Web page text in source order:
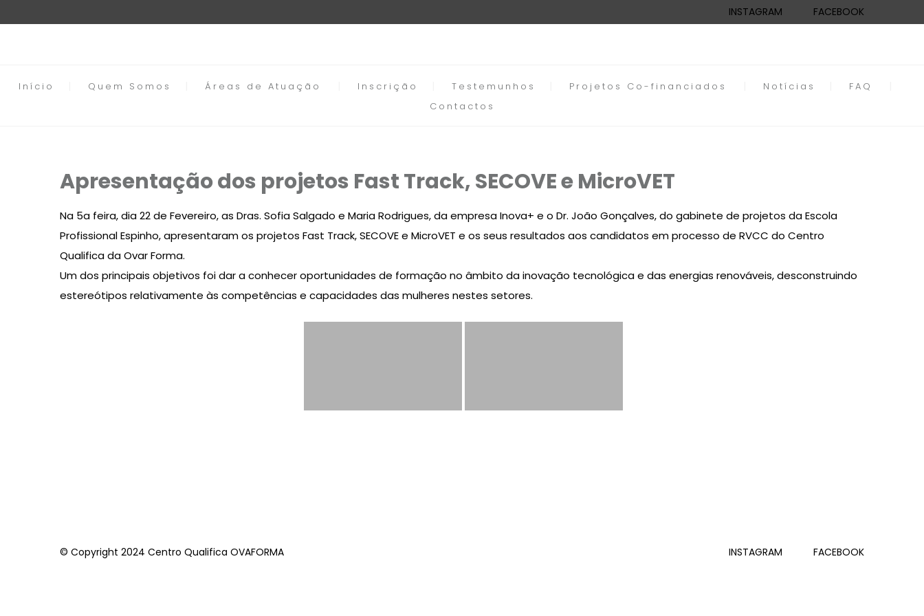
FACEBOOK
INSTAGRAM
Início Quem Somos Áreas de Atuação Inscrição Testemunhos Projetos Co-financiados Notícias
FAQ
Contactos
Apresentação dos projetos Fast Track, SECOVE e MicroVET
Na 5a feira, dia 22 de Fevereiro, as Dras. Sofia Salgado e Maria Rodrigues, da empresa Inova+ e o Dr. João Gonçalves, do gabinete de projetos daEscola
Profissional Espinho, apresentaram os projetos Fast Track, SECOVE e MicroVET e os seus resultados aos candidatos em processo de RVCC do Centro
Qualifica da Ovar Forma.
Um dos principais objetivos foi dar a conhecer oportunidades de formação no âmbito da inovação tecnológica e das energias renováveis, desconstruindo
estereótipos relativamente às competências e capacidades das mulheres nestes setores.
© Copyright 2024 Centro Qualifica OVAFORMA FACEBOOK
INSTAGRAM